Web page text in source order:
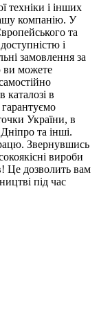
техніки і інших
компанію. У
та
і
замовлення за
ви можете
каталозі в
України, в
та інші.
Звернувшись
вироби
Це дозволить вам
під час